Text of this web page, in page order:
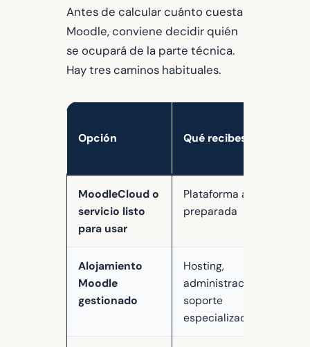
Antes de calcular cuánto cuesta
Moodle, conviene decidir quién
se ocupará de la parte técnica.
Hay tres caminos habituales.
Opción Qué recibes
MoodleCloud o
servicio listo
para usar
Plataforma alojada y
preparada
Alojamiento
Moodle
gestionado
Hosting,
administración y
soporte
especializado